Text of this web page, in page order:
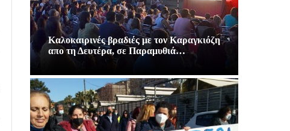
Καλοκαιρινές βραδιές με τον Καραγκιόζη
απο τη Δευτέρα, σε Παραμυθιά…